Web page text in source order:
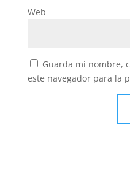
Web
Guarda mi nombre,
este navegador para la